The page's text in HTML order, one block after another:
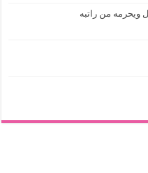
ويحرمه من راتبه